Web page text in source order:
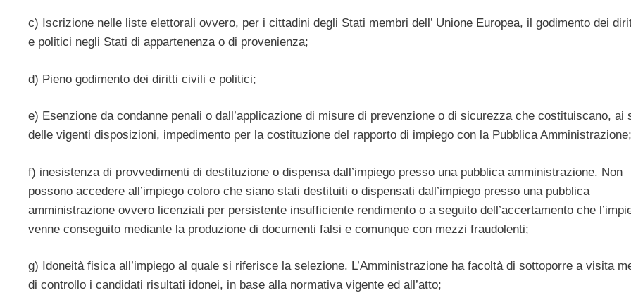
c) Iscrizione nelle liste elettorali ovvero, per i cittadini degli Stati membri dell’ Unione Europea, il godimento dei
e politici negli Stati di appartenenza o di provenienza;
d) Pieno godimento dei diritti civili e politici;
e) Esenzione da condanne penali o dall’applicazione di misure di prevenzione o di sicurezza che costituiscano, ai
delle vigenti disposizioni, impedimento per la costituzione del rapporto di impiego con la Pubblica Amministrazione;
f) inesistenza di provvedimenti di destituzione o dispensa dall’impiego presso una pubblica amministrazione. Non
possono accedere all’impiego coloro che siano stati destituiti o dispensati dall’impiego presso una pubblica
amministrazione ovvero licenziati per persistente insufficiente rendimento o a seguito dell’accertamento che
venne conseguito mediante la produzione di documenti falsi e comunque con mezzi fraudolenti;
g) Idoneità fisica all’impiego al quale si riferisce la selezione. L’Amministrazione ha facoltà di sottoporre a visita
di controllo i candidati risultati idonei, in base alla normativa vigente ed all’atto;